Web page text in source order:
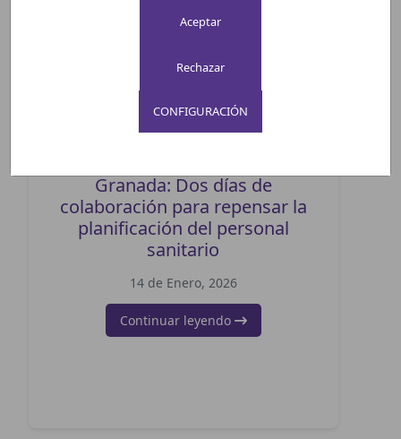
Granada: Dos días de
colaboración para repensar la
planificación del personal
sanitario
14 de Enero, 2026
Continuar leyendo
CONFIGURACIÓN